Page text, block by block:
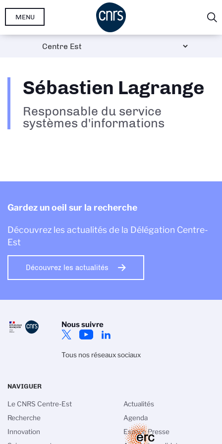
Aller
MENU
Sébastien Lagrange
Responsable du service
systèmes d'informations
Gardez un oeil sur la recherche
Découvrez les actualités de la Délégation Centre-
Est
Découvrez les actualités
Nous suivre
Tous nos réseaux sociaux
NAVIGUER
Le CNRS Centre-Est
Recherche
Innovation
Actualités
Agenda
Espace Presse